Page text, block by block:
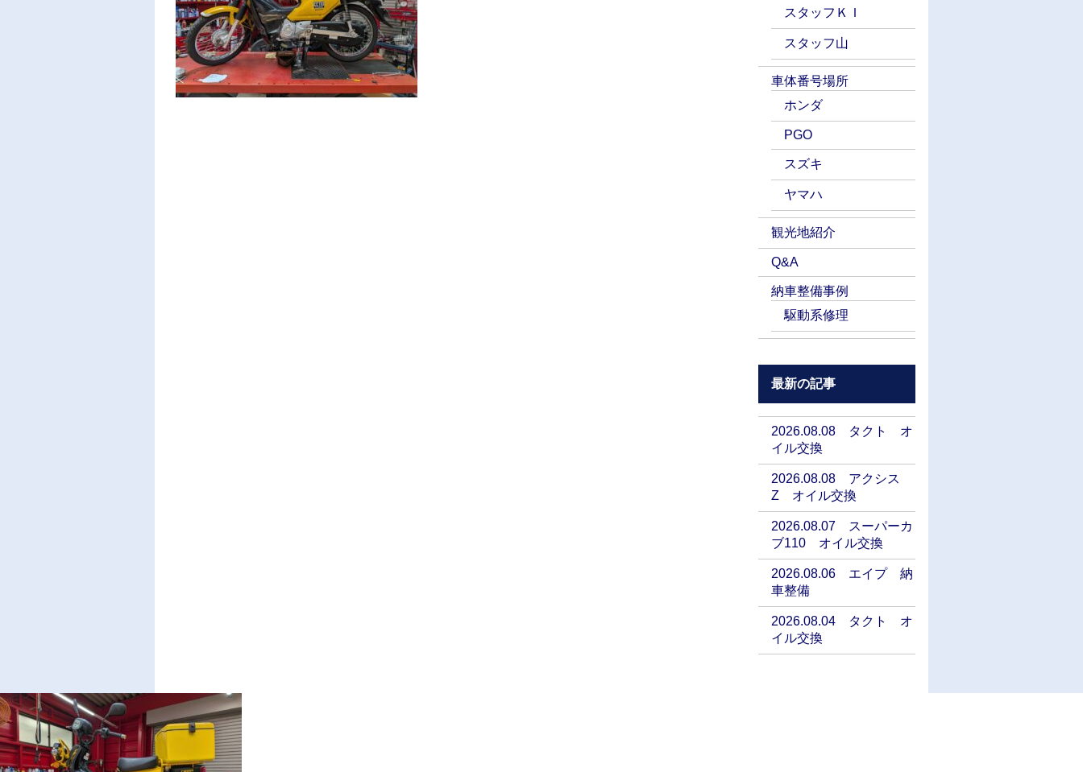
スタッフＫＩ
スタッフ山
車体番号場所
ホンダ
PGO
スズキ
ヤマハ
観光地紹介
Q&A
納車整備事例
駆動系修理
最新の記事
2026.08.08 タクト オ
イル交換
2026.08.08 アクシス
Z オイル交換
2026.08.07 スーパーカ
ブ110 オイル交換
2026.08.06 エイプ 納
車整備
2026.08.04 タクト オ
イル交換